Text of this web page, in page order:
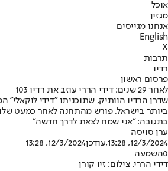
אוכל
מגזין
אנחנו מגייסים
English
X
תרבות
רדיו
פרסום ראשון
לאחר 29 שנים: דידי הררי עוזב את רדיו 103
שדרן הרדיו הוותיק, שתוכניתו "דידי לוקאלי"
ביותר בישראל, פורש מהתחנה לאחר כמעט
בתגובה: "אני שמח לצאת לדרך חדשה"
ערן סויסה
12/3/2024, 13:28
,עודכן12/3/2024, 13:28
0השמעה
דידי הררי. צילום: זיו קורן